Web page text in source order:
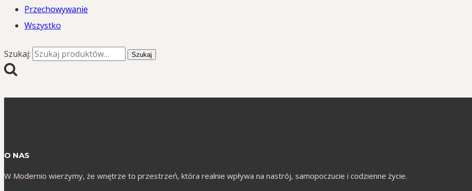
Przechowywanie
Wszystko
Szukaj: Szukaj
O NAS
W Modernio wierzymy, że wnętrze to przestrzeń, która realnie wpływa na nastrój, samopoczucie i codzienne życie.